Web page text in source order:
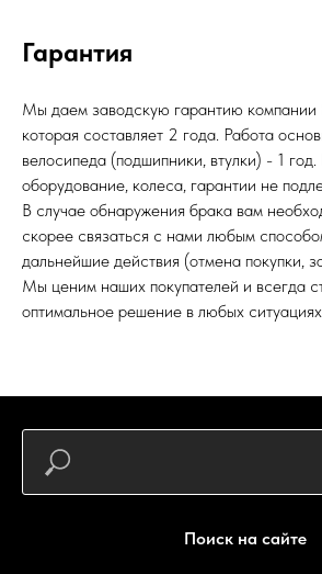
Гарантия
Мы даем заводскую гарантию компании
которая составляет 2 года. Работа
велосипеда (подшипники, втулки) - 1
оборудование, колеса, гарантии не
В случае обнаружения брака вам
скорее связаться с нами любым
дальнейшие действия (отмена покупки,
Мы ценим наших покупателей и всегда
оптимальное решение в любых
Поиск на сайте